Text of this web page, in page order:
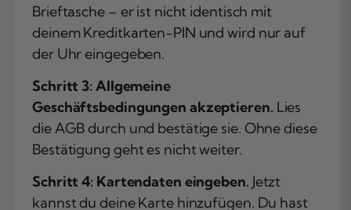
Brieftasche – er ist nicht identisch mit
deinem Kreditkarten-PIN und wird nur auf
der Uhr eingegeben.
Schritt 3: Allgemeine
Geschäftsbedingungen akzeptieren. Lies
die AGB durch und bestätige sie. Ohne diese
Bestätigung geht es nicht weiter.
Schritt 4: Kartendaten eingeben. Jetzt
kannst du deine Karte hinzufügen. Du hast